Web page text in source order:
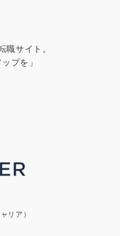
職サイト。
プを」
リア）